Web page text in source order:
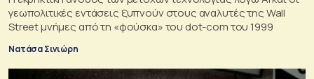
γεωπολιτικές εντάσεις ξυπνούν στους αναλυτές της Wall
Street μνήμες από τη «φούσκα» του dot-com του 1999
Νατάσα Σινιώρη